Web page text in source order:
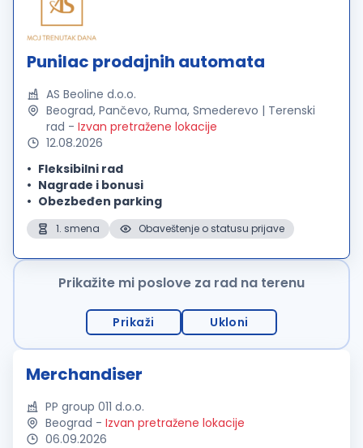
Punilac prodajnih automata
AS Beoline d.o.o.
Beograd, Pančevo, Ruma, Smederevo | Terenski
rad - Izvan pretražene lokacije
12.08.2026
Fleksibilni rad
Nagrade i bonusi
Obezbeđen parking
1. smena Obaveštenje o statusu prijave
Prikažite mi poslove za rad na terenu
Prikaži Ukloni
Merchandiser
PP group 011 d.o.o.
Beograd - Izvan pretražene lokacije
06.09.2026